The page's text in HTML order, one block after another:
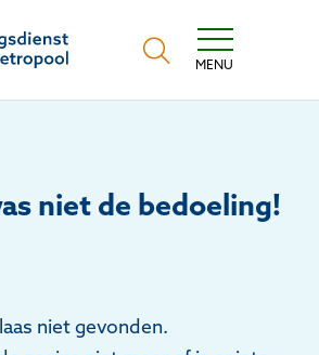
Groene Metropool
MENU
niet de bedoeling!
niet gevonden.